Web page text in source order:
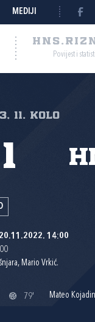
MEDIJI
Povijest i
11. kolo
1
20.11.2022. 14:00
Mario Vrkić.
79' Mateo Kojadin